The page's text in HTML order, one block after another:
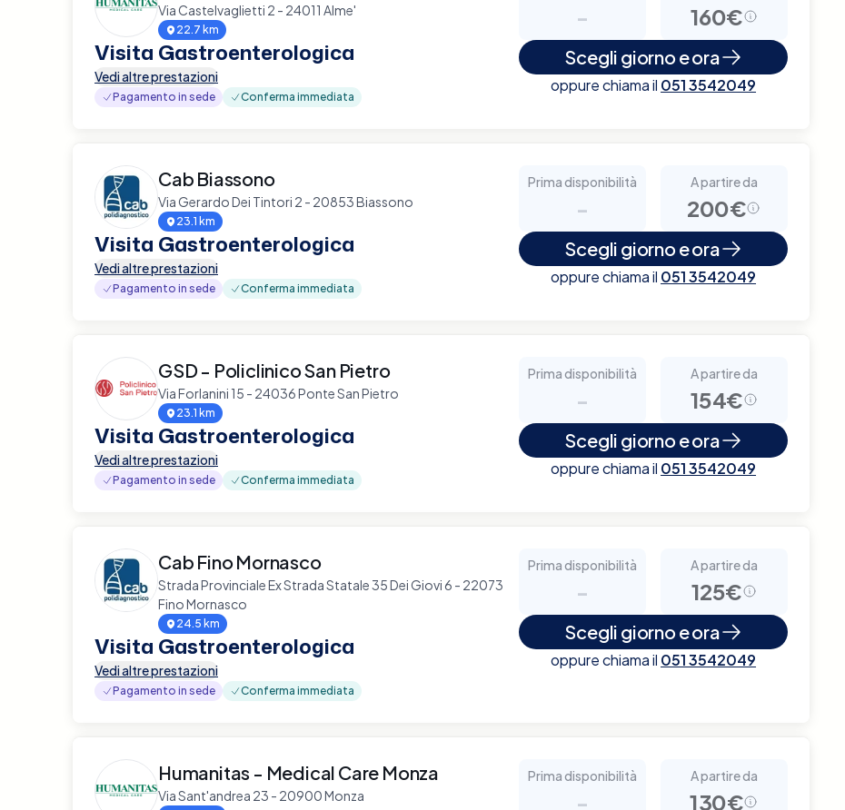
Via Castelvaglietti 2 - 24011 Alme'
22.7 km
Visita Gastroenterologica
Vedi altre prestazioni
Pagamento in sede Conferma immediata
- 160€
Scegli giorno e ora
oppure chiama il 051 3542049
Cab Biassono
Via Gerardo Dei Tintori 2 - 20853 Biassono
23.1 km
Visita Gastroenterologica
Vedi altre prestazioni
Pagamento in sede Conferma immediata
Prima disponibilità
-
A partire da
200€
Scegli giorno e ora
oppure chiama il 051 3542049
GSD - Policlinico San Pietro
Via Forlanini 15 - 24036 Ponte San Pietro
23.1 km
Visita Gastroenterologica
Vedi altre prestazioni
Pagamento in sede Conferma immediata
Prima disponibilità
-
A partire da
154€
Scegli giorno e ora
oppure chiama il 051 3542049
Cab Fino Mornasco
Strada Provinciale Ex Strada Statale 35 Dei Giovi 6 - 22073
Fino Mornasco
24.5 km
Visita Gastroenterologica
Vedi altre prestazioni
Pagamento in sede Conferma immediata
Prima disponibilità
-
A partire da
125€
Scegli giorno e ora
oppure chiama il 051 3542049
Humanitas - Medical Care Monza
Via Sant'andrea 23 - 20900 Monza
Prima disponibilità
-
A partire da
130€